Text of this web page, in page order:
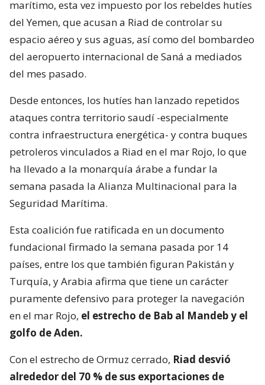
marítimo, esta vez impuesto por los rebeldes hutíes
del Yemen, que acusan a Riad de controlar su
espacio aéreo y sus aguas, así como del bombardeo
del aeropuerto internacional de Saná a mediados
del mes pasado.
Desde entonces, los hutíes han lanzado repetidos
ataques contra territorio saudí -especialmente
contra infraestructura energética- y contra buques
petroleros vinculados a Riad en el mar Rojo, lo que
ha llevado a la monarquía árabe a fundar la
semana pasada la Alianza Multinacional para la
Seguridad Marítima.
Esta coalición fue ratificada en un documento
fundacional firmado la semana pasada por 14
países, entre los que también figuran Pakistán y
Turquía, y Arabia afirma que tiene un carácter
puramente defensivo para proteger la navegación
en el mar Rojo, el estrecho de Bab al Mandeb y el
golfo de Aden.
Con el estrecho de Ormuz cerrado, Riad desvió
alrededor del 70 % de sus exportaciones de